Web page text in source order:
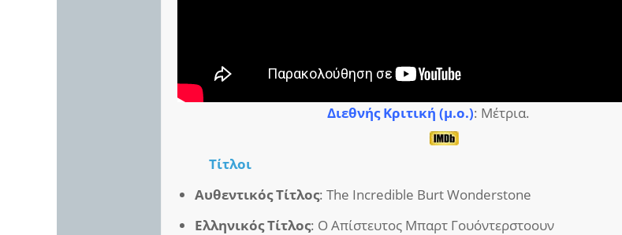
Διεθνής Κριτική (μ.ο.): Μέτρια.
Τίτλοι
Αυθεντικός Τίτλος: The Incredible Burt Wonderstone
Ελληνικός Τίτλος: Ο Απίστευτος Μπαρτ Γουόντερστοουν